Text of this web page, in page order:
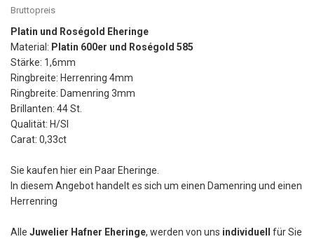
Bruttopreis
Platin und Roségold Eheringe
Material: Platin 600er und Roségold 585
Stärke: 1,6mm
Ringbreite: Herrenring 4mm
Ringbreite: Damenring 3mm
Brillanten: 44 St.
Qualität: H/SI
Carat: 0,33ct
Sie kaufen hier ein Paar Eheringe.
In diesem Angebot handelt es sich um einen Damenring und einen
Herrenring
Alle Juwelier Hafner Eheringe, werden von uns individuell
für Sie